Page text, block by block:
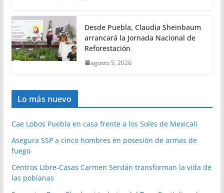
Desde Puebla, Claudia Sheinbaum
arrancará la Jornada Nacional de
Reforestación
agosto 5, 2026
Lo más nuevo
Cae Lobos Puebla en casa frente a los Soles de Mexicali
Asegura SSP a cinco hombres en posesión de armas de
fuego
Centros Libre-Casas Carmen Serdán transforman la vida de
las poblanas